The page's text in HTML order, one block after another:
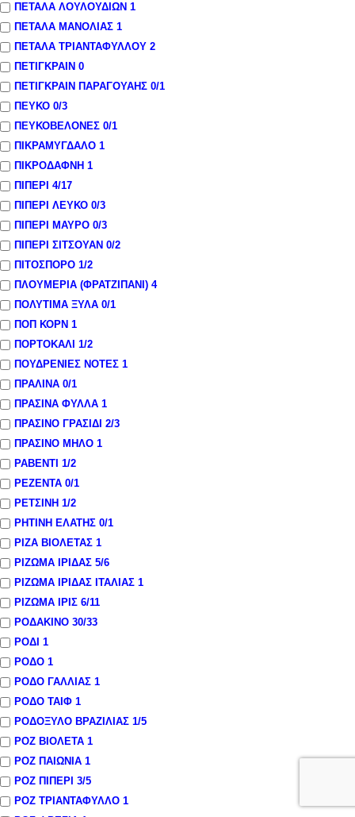
ΠΕΤΑΛΑ ΛΟΥΛΟΥΔΙΩΝ 1
ΠΕΤΑΛΑ ΜΑΝΟΛΙΑΣ 1
ΠΕΤΑΛΑ ΤΡΙΑΝΤΑΦΥΛΛΟΥ 2
ΠΕΤΙΓΚΡΑΙΝ 0
ΠΕΤΙΓΚΡΑΙΝ ΠΑΡΑΓΟΥΑΗΣ 0/1
ΠΕΥΚΟ 0/3
ΠΕΥΚΟΒΕΛΟΝΕΣ 0/1
ΠΙΚΡΑΜΥΓΔΑΛΟ 1
ΠΙΚΡΟΔΑΦΝΗ 1
ΠΙΠΕΡΙ 4/17
ΠΙΠΕΡΙ ΛΕΥΚΟ 0/3
ΠΙΠΕΡΙ ΜΑΥΡΟ 0/3
ΠΙΠΕΡΙ ΣΙΤΣΟΥΑΝ 0/2
ΠΙΤΟΣΠΟΡΟ 1/2
ΠΛΟΥΜΕΡΙΑ (ΦΡΑΤΖΙΠΑΝΙ) 4
ΠΟΛΥΤΙΜΑ ΞΥΛΑ 0/1
ΠΟΠ ΚΟΡΝ 1
ΠΟΡΤΟΚΑΛΙ 1/2
ΠΟΥΔΡΕΝΙΕΣ ΝΟΤΕΣ 1
ΠΡΑΛΙΝΑ 0/1
ΠΡΑΣΙΝΑ ΦΥΛΛΑ 1
ΠΡΑΣΙΝΟ ΓΡΑΣΙΔΙ 2/3
ΠΡΑΣΙΝΟ ΜΗΛΟ 1
ΡΑΒΕΝΤΙ 1/2
ΡΕΖΕΝΤΑ 0/1
ΡΕΤΣΙΝΗ 1/2
ΡΗΤΙΝΗ ΕΛΑΤΗΣ 0/1
ΡΙΖΑ ΒΙΟΛΕΤΑΣ 1
ΡΙΖΩΜΑ ΙΡΙΔΑΣ 5/6
ΡΙΖΩΜΑ ΙΡΙΔΑΣ ΙΤΑΛΙΑΣ 1
ΡΙΖΩΜΑ ΙΡΙΣ 6/11
ΡΟΔΑΚΙΝΟ 30/33
ΡΟΔΙ 1
ΡΟΔΟ 1
ΡΟΔΟ ΓΑΛΛΙΑΣ 1
ΡΟΔΟ ΤΑΙΦ 1
ΡΟΔΟΞΥΛΟ ΒΡΑΖΙΛΙΑΣ 1/5
ΡΟΖ ΒΙΟΛΕΤΑ 1
ΡΟΖ ΠΑΙΩΝΙΑ 1
ΡΟΖ ΠΙΠΕΡΙ 3/5
ΡΟΖ ΤΡΙΑΝΤΑΦΥΛΛΟ 1